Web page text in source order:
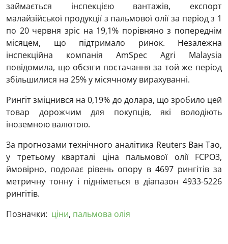
займається інспекцією вантажів, експорт
малайзійської продукції з пальмової олії за період з 1
по 20 червня зріс на 19,1% порівняно з попереднім
місяцем, що підтримало ринок. Незалежна
інспекційна компанія AmSpec Agri Malaysia
повідомила, що обсяги постачання за той же період
збільшилися на 25% у місячному вирахуванні.
Рингіт зміцнився на 0,19% до долара, що зробило цей
товар дорожчим для покупців, які володіють
іноземною валютою.
За прогнозами технічного аналітика Reuters Ван Тао,
у третьому кварталі ціна пальмової олії FCPO3,
ймовірно, подолає рівень опору в 4697 рингітів за
метричну тонну і підніметься в діапазон 4933-5226
рингітів.
Позначки: ціни, пальмова олія